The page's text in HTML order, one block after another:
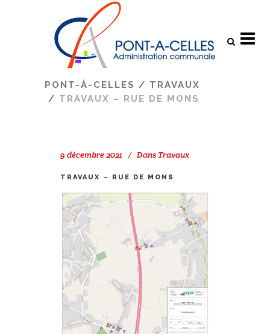
PONT-À-CELLES / TRAVAUX
/ TRAVAUX – RUE DE MONS
9 décembre 2021 Dans Travaux
TRAVAUX – RUE DE MONS